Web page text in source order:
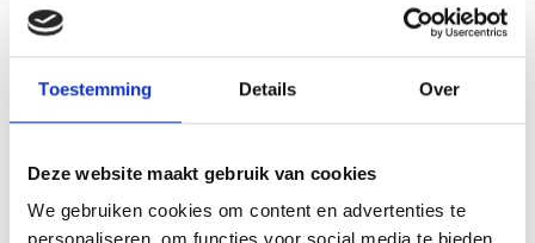
Toestemming Details Over
Deze website maakt gebruik van cookies
We gebruiken cookies om content en advertenties te
Dealer- & klantevents– bedank je partners of klanten met een
unieke barbecue-ervaring.
een omgeving die écht bij kwaliteit past.
Sales- & netwerkmeetings– verbind mensen op een